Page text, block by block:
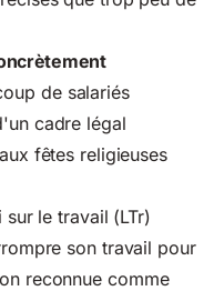
de salariés
cadre légal
fêtes religieuses
le travail (LTr)
son travail pour
reconnue comme